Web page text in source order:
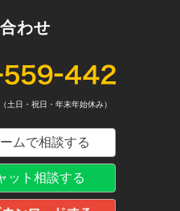
わせ
日・祝日・年末年始休み）
ムで相談する
ット相談する